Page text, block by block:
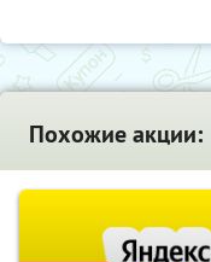
Похожие акции: